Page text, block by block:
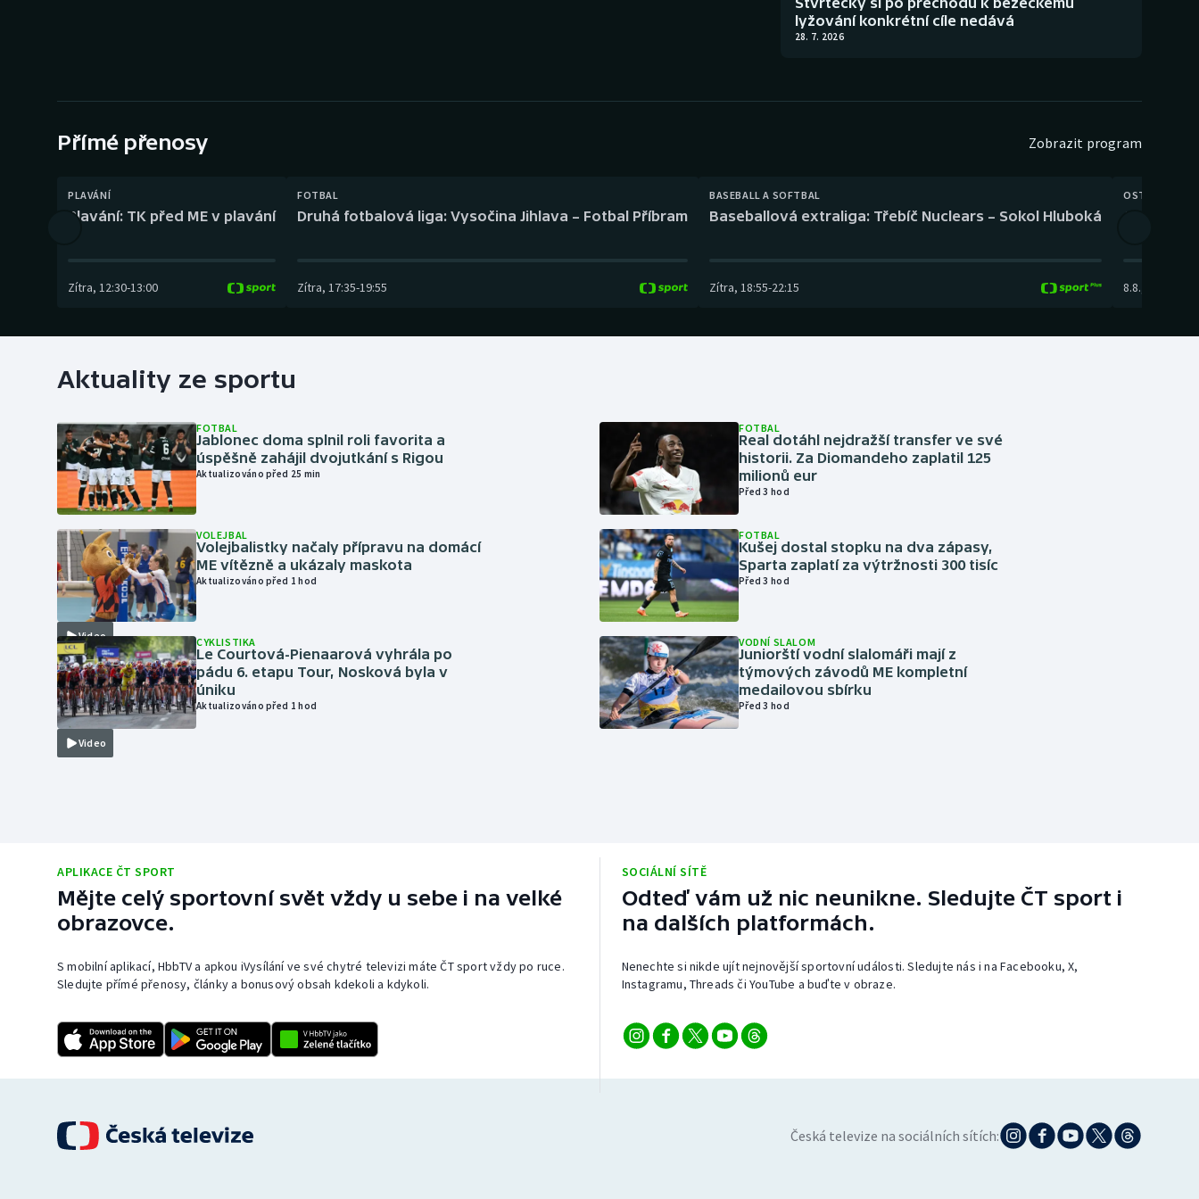
Gymnastika Plážový volejbal
lyžování konkrétní cíle nedává
28. 7. 2026
Přímé přenosy Zobrazit program
PLAVÁNÍ
Plavání: TK před ME v plavání
Zítra, 12:30-13:00
FOTBAL
Druhá fotbalová liga: Vysočina Jihlava – Fotbal Příbram
Zítra, 17:35-19:55
BASEBALL A SOFTBAL
Baseballová extraliga: Třebíč Nuclears – Sokol Hluboká
Zítra, 18:55-22:15
OSTATNÍ
8.8.
Aktuality ze sportu
FOTBAL
Jablonec doma splnil roli favorita a
úspěšně zahájil dvojutkání s Rigou
Aktualizováno před 25 min
Video
VOLEJBAL
Volejbalistky načaly přípravu na domácí
ME vítězně a ukázaly maskota
Aktualizováno před 1 hod
Video
CYKLISTIKA
Le Courtová-Pienaarová vyhrála po
pádu 6. etapu Tour, Nosková byla v
úniku
Aktualizováno před 1 hod
FOTBAL
Real dotáhl nejdražší transfer ve své
historii. Za Diomandeho zaplatil 125
milionů eur
Před 3 hod
FOTBAL
Kušej dostal stopku na dva zápasy,
Sparta zaplatí za výtržnosti 300 tisíc
Před 3 hod
VODNÍ SLALOM
Juniorští vodní slalomáři mají z
týmových závodů ME kompletní
medailovou sbírku
Před 3 hod
APLIKACE ČT SPORT
Mějte celý sportovní svět vždy u sebe i na velké
obrazovce.
S mobilní aplikací, HbbTV a apkou iVysílání ve své chytré televizi máte ČT sport vždy po ruce.
Sledujte přímé přenosy, články a bonusový obsah kdekoli a kdykoli.
SOCIÁLNÍ SÍTĚ
Odteď vám už nic neunikne. Sledujte ČT sport i
na dalších platformách.
Nenechte si nikde ujít nejnovější sportovní události. Sledujte nás i na Facebooku, X,
Instagramu, Threads či YouTube a buďte v obraze.
Česká televize na sociálních sítích: